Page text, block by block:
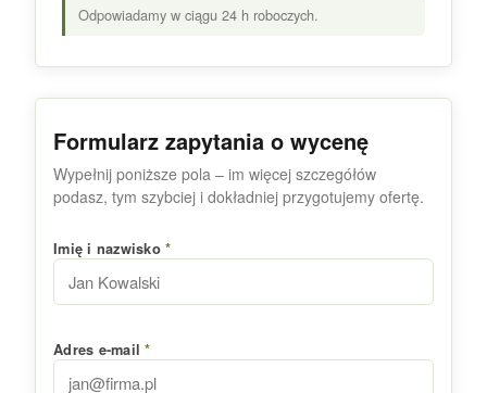
Odpowiadamy w ciągu 24 h roboczych.
Formularz zapytania o wycenę
Wypełnij poniższe pola – im więcej szczegółów
podasz, tym szybciej i dokładniej przygotujemy ofertę.
Imię i nazwisko*
Adres e-mail*